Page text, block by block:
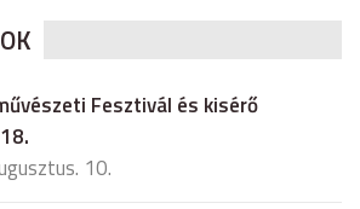
Fesztivál és kisérő
10.